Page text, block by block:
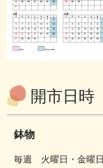
開市日時
鉢物
毎週 火曜日・金曜日